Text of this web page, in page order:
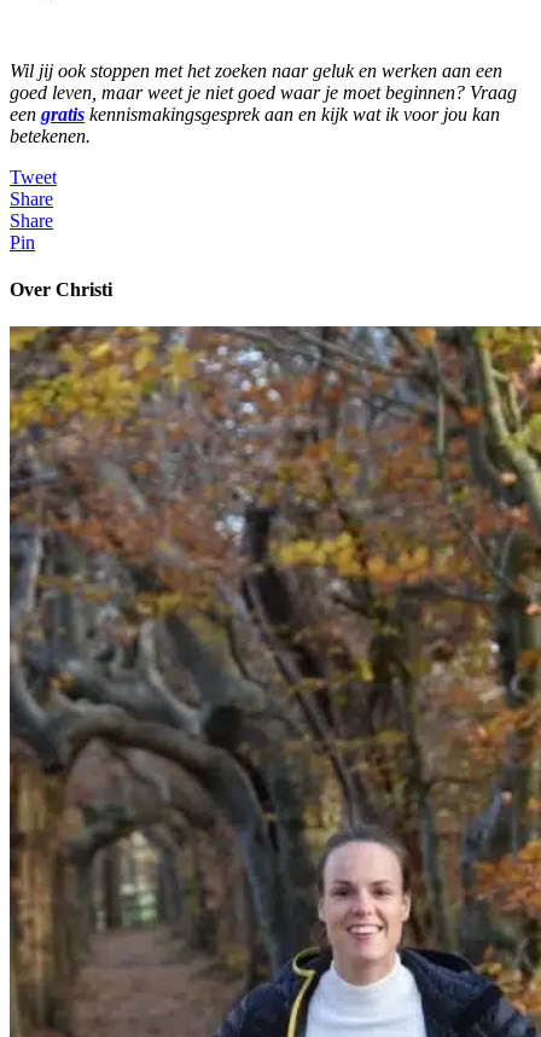
Wil jij ook stoppen met het zoeken naar geluk en werken aan een
goed leven, maar weet je niet goed waar je moet beginnen? Vraag
een gratis kennismakingsgesprek aan en kijk wat ik voor jou kan
betekenen.
Tweet
Share
Share
Pin
Over Christi